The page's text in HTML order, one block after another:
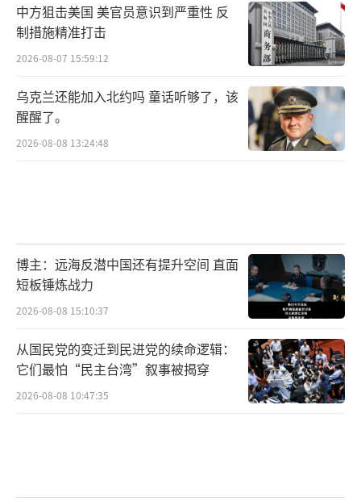
美国国内的政治压力也在增大。冲突爆发
后，美国国会多名民主党籍议员批评特朗普政
府，敦促他把精力放在国内事务上，而不是在
中东煽动战争。民主党参议员安迪·金说，那
些美军士兵的死亡是“特朗普选择的结果”，
他们本不必死。另一位民主党参议员拉斐尔·
战场上的实际情况可能比官方公布的要复
杂。伊朗方面宣称，在冲突爆发后的第一周，
伊朗武装力量实施了多层次进攻战略，共进行
了600次导弹打击，使用了各种固体和液体燃料
弹道导弹及巡航导弹。此外还开展了2600次无
人机行动，超过200个位于美军基地和以色列关
键设施的敏感目标被精准打击并遭到摧毁。
中方狙击美国 美官员意识到严重性 反
制措施精准打击
2026-08-07 15:59:12
乌克兰还能加入北约吗 童话听够了，该
醒醒了。
2026-08-08 13:24:48
博主：远海反潜中国还有提升空间 直面
短板锤炼战力
2026-08-08 15:10:37
从国民党的变迁到民进党的续命逻辑：
它们最怕“民主台湾”叙事被揭穿
2026-08-08 10:47:35